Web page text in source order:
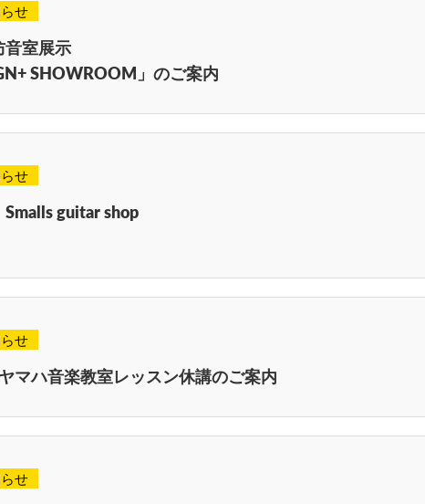
せ
音室展示
SHOWROOM」のご案内
せ
Smalls guitar shop
せ
マハ音楽教室レッスン休講のご案内
せ